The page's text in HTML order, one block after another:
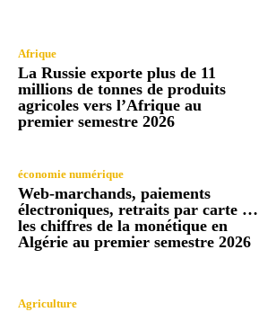
Afrique
La Russie exporte plus de 11
millions de tonnes de produits
agricoles vers l’Afrique au
premier semestre 2026
économie numérique
Web-marchands, paiements
électroniques, retraits par carte …
les chiffres de la monétique en
Algérie au premier semestre 2026
Agriculture